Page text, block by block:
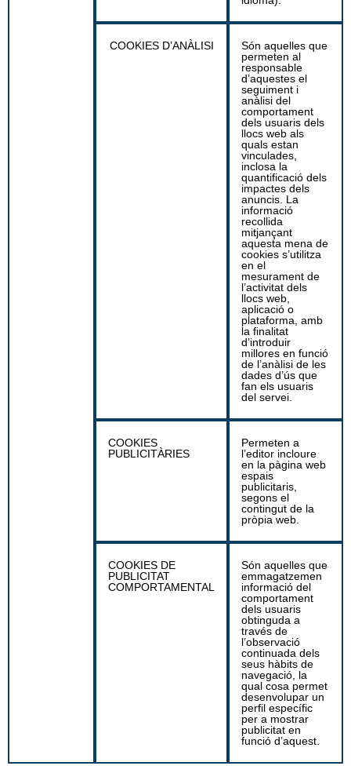
COOKIES D’ANÀLISI
Són aquelles que
permeten al
responsable
d’aquestes el
seguiment i
anàlisi del
comportament
dels usuaris dels
llocs web als
quals estan
vinculades,
inclosa la
quantificació dels
impactes dels
anuncis. La
informació
recollida
mitjançant
aquesta mena de
cookies s’utilitza
en el
mesurament de
l’activitat dels
llocs web,
aplicació o
plataforma, amb
la finalitat
d’introduir
millores en funció
de l’anàlisi de les
dades d’ús que
fan els usuaris
del servei.
COOKIES
PUBLICITÀRIES
Permeten a
l’editor incloure
en la pàgina web
espais
publicitaris,
segons el
contingut de la
pròpia web.
COOKIES DE
PUBLICITAT
COMPORTAMENTAL
Són aquelles que
emmagatzemen
informació del
comportament
dels usuaris
obtinguda a
través de
l’observació
continuada dels
seus hàbits de
navegació, la
qual cosa permet
desenvolupar un
perfil específic
per a mostrar
publicitat en
funció d’aquest.